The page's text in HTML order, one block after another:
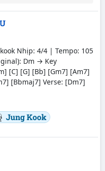
Nhịp: 4/4 | Tempo: 105
Dm → Key
[C] [G] [Bb] [Gm7] [Am7]
[Bbmaj7] Verse: [Dm7]
Jung Kook